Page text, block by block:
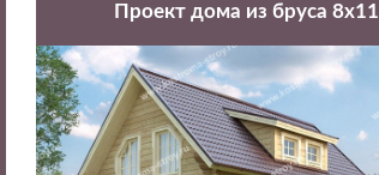
Проект дома из бруса 8х11